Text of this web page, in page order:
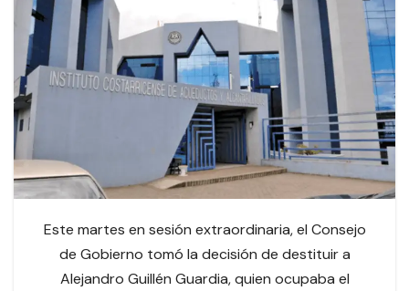
Este martes en sesión extraordinaria, el Consejo
de Gobierno tomó la decisión de destituir a
Alejandro Guillén Guardia, quien ocupaba el